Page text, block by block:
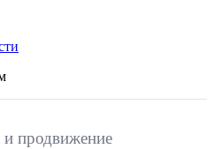
и продвижение